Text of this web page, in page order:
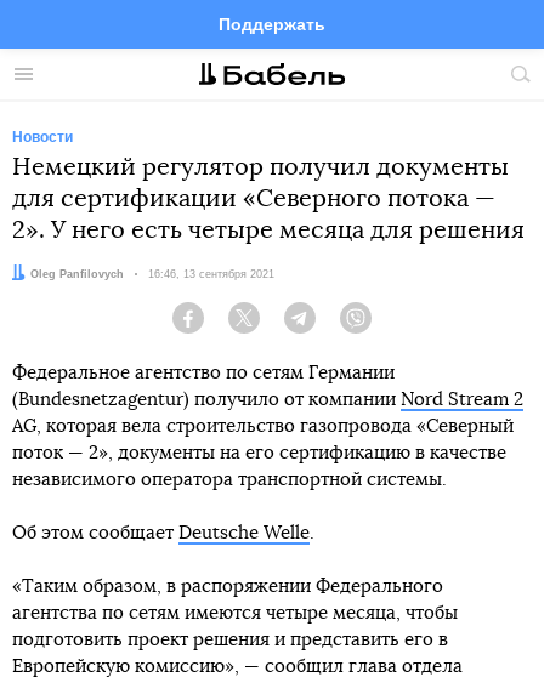
Меню
Поддержать
FacebookTelegramTwitter
Новости
Немецкий регулятор получил документы
для сертификации «Северного потока —
2». У него есть четыре месяца для решения
Автор:
Oleg Panfilovych Дата:
16:46, 13 сентября 2021
Facebook Twitter Telegram
Федеральное агентство по сетям Германии
(Bundesnetzagentur) получило от компании Nord Stream 2
AG, которая вела строительство газопровода «Северный
поток — 2», документы на его сертификацию в качестве
независимого оператора транспортной системы.
Об этом сообщает Deutsche Welle.
«Таким образом, в распоряжении Федерального
агентства по сетям имеются четыре месяца, чтобы
подготовить проект решения и представить его в
Европейскую комиссию», — сообщил глава отдела